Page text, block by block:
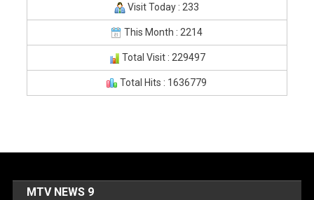
Visit Today : 233
This Month : 2214
Total Visit : 229497
Total Hits : 1636779
MTV NEWS 9